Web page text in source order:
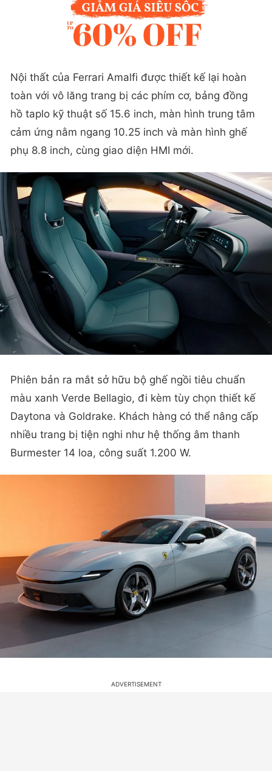
Nội thất của Ferrari Amalfi được thiết kế lại hoàn
toàn với vô lăng trang bị các phím cơ, bảng đồng
hồ taplo kỹ thuật số 15.6 inch, màn hình trung tâm
cảm ứng nằm ngang 10.25 inch và màn hình ghế
phụ 8.8 inch, cùng giao diện HMI mới.
Phiên bản ra mắt sở hữu bộ ghế ngồi tiêu chuẩn
màu xanh Verde Bellagio, đi kèm tùy chọn thiết kế
Daytona và Goldrake. Khách hàng có thể nâng cấp
nhiều trang bị tiện nghi như hệ thống âm thanh
Burmester 14 loa, công suất 1.200 W.